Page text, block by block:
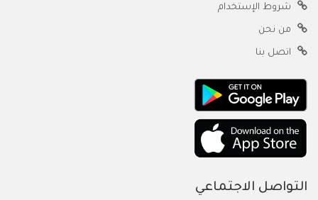
شروط الإستخدام
من نحن
اتصل بنا
التواصل الاجتماعي